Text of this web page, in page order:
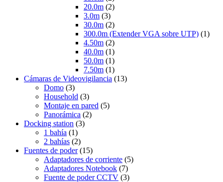
20.0m (2)
3.0m (3)
30.0m (2)
300.0m (Extender VGA sobre UTP) (1)
4.50m (2)
40.0m (1)
50.0m (1)
7.50m (1)
Cámaras de Videovigilancia (13)
Domo (3)
Household (3)
Montaje en pared (5)
Panorámica (2)
Docking station (3)
1 bahía (1)
2 bahías (2)
Fuentes de poder (15)
Adaptadores de corriente (5)
Adaptadores Notebook (7)
Fuente de poder CCTV (3)